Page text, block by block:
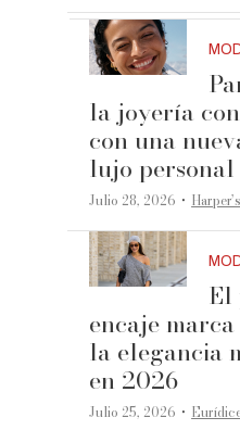
la joyería
con una
lujo personal
Julio 28, 2026 ·
El
encaje
la elegancia
en 2026
Julio 25, 2026 ·